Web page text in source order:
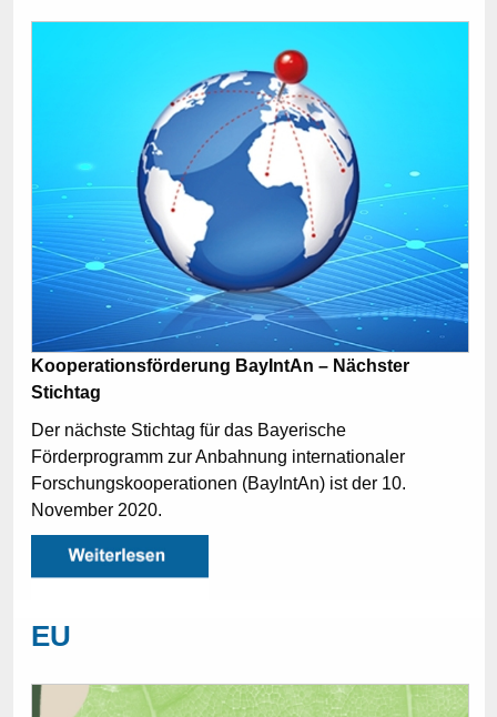
Kooperationsförderung BayIntAn – Nächster
Stichtag
Der nächste Stichtag für das Bayerische
Förderprogramm zur Anbahnung internationaler
Forschungskooperationen (BayIntAn) ist der 10.
November 2020.
EU